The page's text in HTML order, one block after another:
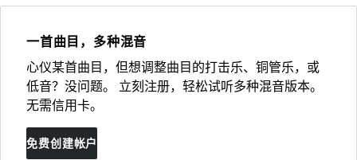
一首曲目，多种混音
心仪某首曲目，但想调整曲目的打击乐、铜管乐，或
低音？没问题。 立刻注册，轻松试听多种混音版本。
无需信用卡。
免费创建帐户